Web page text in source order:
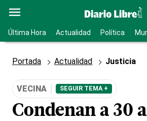
Última Hora Actualidad Política
Portada Actualidad Justicia
VECINA SEGUIR TEMA +
Condenan a 30